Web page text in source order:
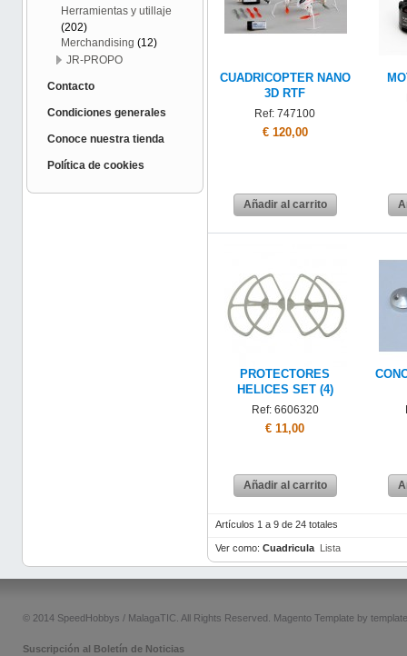
CUADRICOPTER NANO
3D RTF
Ref: 747100
€ 120,00
Añadir al carrito
PROTECTORES
HELICES SET (4)
Ref: 6606320
€ 11,00
Añadir al carrito
Artículos 1 a 9 de 24 totales
Ver como: Cuadricula Lista
Herramientas y utillaje
(202)
Merchandising (12)
JR-PROPO
Contacto
Condiciones generales
Conoce nuestra tienda
Política de cookies
© 2014 SpeedHobbys / MalagaTIC. All Rights Reserved. Magento Template by
Suscripción al Boletín de Noticias